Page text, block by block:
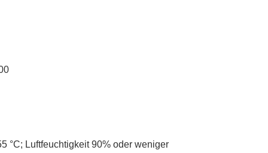
°C; Luftfeuchtigkeit 90% oder weniger